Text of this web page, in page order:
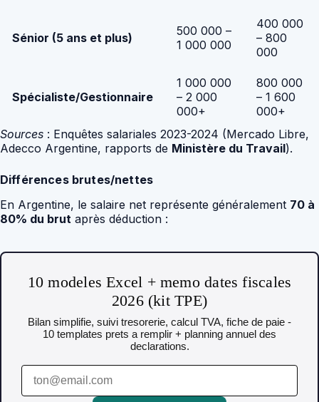
Sénior (5 ans et plus)
500 000 –
1 000 000
400 000
– 800
000
Spécialiste/Gestionnaire
1 000 000
– 2 000
000+
800 000
– 1 600
000+
Sources : Enquêtes salariales 2023-2024 (Mercado Libre,
Adecco Argentine, rapports de Ministère du Travail).
Différences brutes/nettes
En Argentine, le salaire net représente généralement 70 à
80% du brut après déduction :
10 modeles Excel + memo dates fiscales
2026 (kit TPE)
Bilan simplifie, suivi tresorerie, calcul TVA, fiche de paie -
10 templates prets a remplir + planning annuel des
declarations.